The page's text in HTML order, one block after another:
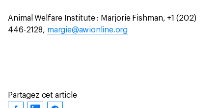
Animal Welfare Institute : Marjorie Fishman, +1 (202)
446-2128, margie@awionline.org
Partagez cet article